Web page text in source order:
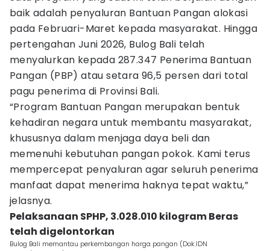
baik adalah penyaluran Bantuan Pangan alokasi
pada Februari-Maret kepada masyarakat. Hingga
pertengahan Juni 2026, Bulog Bali telah
menyalurkan kepada 287.347 Penerima Bantuan
Pangan (PBP) atau setara 96,5 persen dari total
pagu penerima di Provinsi Bali.
“Program Bantuan Pangan merupakan bentuk
kehadiran negara untuk membantu masyarakat,
khususnya dalam menjaga daya beli dan
memenuhi kebutuhan pangan pokok. Kami terus
mempercepat penyaluran agar seluruh penerima
manfaat dapat menerima haknya tepat waktu,”
jelasnya.
Pelaksanaan SPHP, 3.028.010 kilogram Beras
telah digelontorkan
Bulog Bali memantau perkembangan harga pangan (Dok.IDN